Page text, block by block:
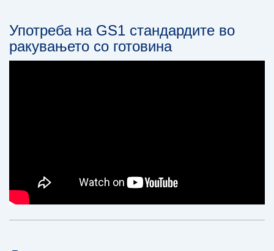
Употреба на GS1 стандардите во
ракувањето со готовина